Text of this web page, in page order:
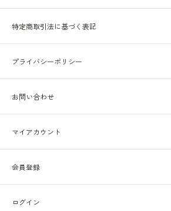
特定商取引法に基づく表記
プライバシーポリシー
お問い合わせ
マイアカウント
会員登録
ログイン